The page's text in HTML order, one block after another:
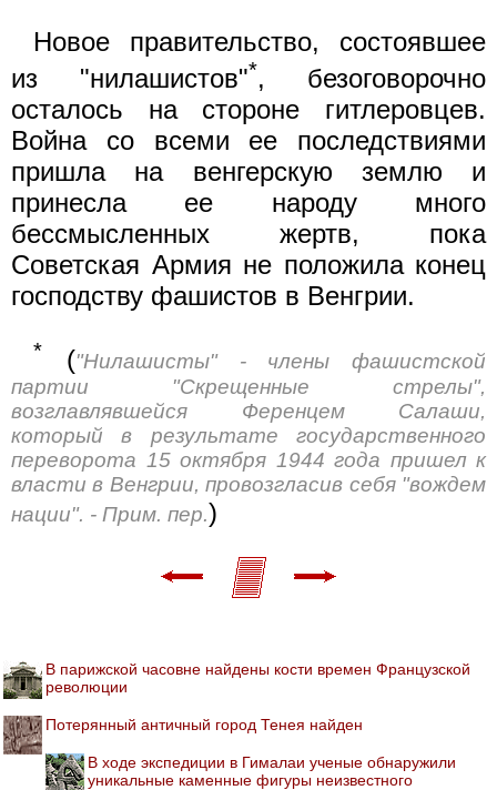
Новое правительство, состоявшее
из "нилашистов"*, безоговорочно
осталось на стороне гитлеровцев.
Война со всеми ее последствиями
пришла на венгерскую землю и
принесла ее народу много
бессмысленных жертв, пока
Советская Армия не положила конец
господству фашистов в Венгрии.
* ("Нилашисты" - члены фашистской
партии "Скрещенные стрелы",
возглавлявшейся Ференцем Салаши,
который в результате государственного
переворота 15 октября 1944 года пришел к
власти в Венгрии, провозгласив себя "вождем
нации". - Прим. пер.)
В парижской часовне найдены кости времен Французской
революции
Потерянный античный город Тенея найден
В ходе экспедиции в Гималаи ученые обнаружили
уникальные каменные фигуры неизвестного